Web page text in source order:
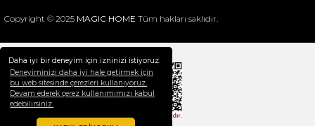
Daha iyi bir deneyim için izninizi istiyoruz.
Deneyiminizi daha iyi hale getirmek için
bu web sitesinde çerezleri kullanıyoruz.
Devam ederek çerez kullanımımızı kabul
edebilirsiniz.
Selim Dekor Chain 15x20 Çerçeve Vizon
Copyright © 2025 MAGIC HOME Tüm hakları saklıdır.